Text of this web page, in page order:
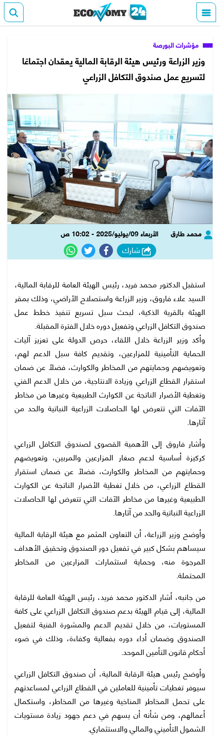
مؤشرات البورصة
وزير الزراعة ورئيس هيئة الرقابة المالية يعقدان اجتماعًا
لتسريع عمل صندوق التكافل الزراعي
محمد طارق الأربعاء 09/يوليو/2025 - 10:02 ص
شارك
استقبل الدكتور محمد فريد، رئيس الهيئة العامة للرقابة المالية،
السيد علاء فاروق، وزير الزراعة واستصلاح الأراضي، وذلك بمقر
الهيئة بالقرية الذكية، لبحث سبل تسريع تنفيذ خطط عمل
صندوق التكافل الزراعي وتفعيل دوره خلال الفترة المقبلة.
وأكد وزير الزراعة خلال اللقاء، حرص الدولة على تعزيز آليات
الحماية التأمينية للمزارعين، وتقديم كافة سبل الدعم لهم،
وتعويضهم وحمايتهم من المخاطر والكوارث، فضلًا عن ضمان
استقرار القطاع الزراعي وزيادة الانتاجية، من خلال الدعم الفني
وتغطية الأضرار الناتجة عن الكوارث الطبيعية وغيرها من مخاطر
الآفات التي تتعرض لها الحاصلات الزراعية النباتية والحد من
آثارها.
وأشار فاروق إلى الأهمية القصوى لصندوق التكافل الزراعي
كركيزة أساسية لدعم صغار المزارعين والمربين، وتعويضهم
وحمايتهم من المخاطر والكوارث، فضلًا عن ضمان استقرار
القطاع الزراعي، من خلال تغطية الأضرار الناتجة عن الكوارث
الطبيعية وغيرها من مخاطر الآفات التي تتعرض لها الحاصلات
الزراعية النباتية والحد من آثارها.
وأوضح وزير الزراعة، أن التعاون المثمر مع هيئة الرقابة المالية
سيساهم بشكل كبير في تفعيل دور الصندوق وتحقيق الأهداف
المرجوة منه، وحماية استثمارات المزارعين من المخاطر
المحتملة.
من جانبه، أشار الدكتور محمد فريد، رئيس الهيئة العامة للرقابة
المالية، إلى قيام الهيئة بدعم صندوق التكافل الزراعي على كافة
المستويات، من خلال تقديم الدعم والمشورة الفنية لتفعيل
الصندوق وضمان أداء دوره بفعالية وكفاءة، وذلك في ضوء
أحكام قانون التأمين الموحد.
وأوضح رئيس هيئة الرقابة المالية، أن صندوق التكافل الزراعي
سيوفر تغطيات تأمينية للعاملين في القطاع الزراعي لمساعدتهم
على تحمل المخاطر المناخية وغيرها من المخاطر، واستكمال
أعمالهم، ومن شأنه أن يسهم في دعم جهود زيادة مستويات
الشمول التأميني والمالي والاستثماري.